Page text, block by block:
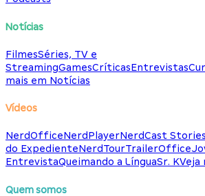
Notícias
FilmesSéries, TV e
StreamingGamesCríticasEntrevistas
mais em Notícias
Vídeos
NerdOfficeNerdPlayerNerdCast Stories
do ExpedienteNerdTourTrailerOffice
EntrevistaQueimando a LínguaSr. KVeja
Quem somos